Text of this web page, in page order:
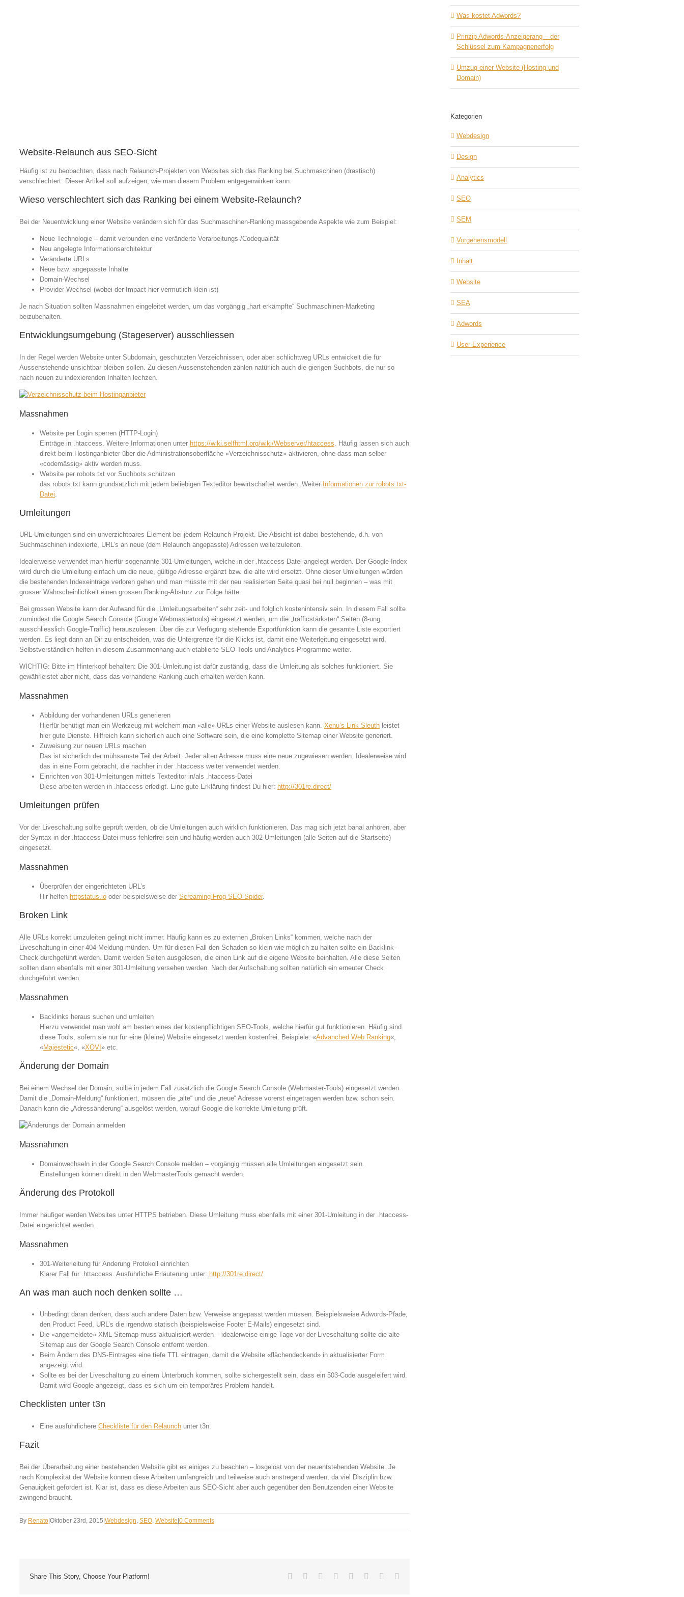
Website-Relaunch aus SEO-Sicht
Häufig ist zu beobachten, dass nach Relaunch-Projekten von Websites sich das Ranking bei Suchmaschinen (drastisch)
verschlechtert. Dieser Artikel soll aufzeigen, wie man diesem Problem entgegenwirken kann.
Wieso verschlechtert sich das Ranking bei einem Website-Relaunch?
Bei der Neuentwicklung einer Website verändern sich für das Suchmaschinen-Ranking massgebende Aspekte wie zum Beispiel:
Neue Technologie – damit verbunden eine veränderte Verarbeitungs-/Codequalität
Neu angelegte Informationsarchitektur
Veränderte URLs
Neue bzw. angepasste Inhalte
Domain-Wechsel
Provider-Wechsel (wobei der Impact hier vermutlich klein ist)
Je nach Situation sollten Massnahmen eingeleitet werden, um das vorgängig „hart erkämpfte“ Suchmaschinen-Marketing
beizubehalten.
Entwicklungsumgebung (Stageserver) ausschliessen
In der Regel werden Website unter Subdomain, geschützten Verzeichnissen, oder aber schlichtweg URLs entwickelt die für
Aussenstehende unsichtbar bleiben sollen. Zu diesen Aussenstehenden zählen natürlich auch die gierigen Suchbots, die nur so
nach neuen zu indexierenden Inhalten lechzen.
Massnahmen
Website per Login sperren (HTTP-Login)
Einträge in .htaccess. Weitere Informationen unter https://wiki.selfhtml.org/wiki/Webserver/htaccess . Häufig lassen sich auch
direkt beim Hostinganbieter über die Administrationsoberfläche «Verzeichnisschutz» aktivieren, ohne dass man selber
«codemässig» aktiv werden muss.
Website per robots.txt vor Suchbots schützen
das robots.txt kann grundsätzlich mit jedem beliebigen Texteditor bewirtschaftet werden. Weiter Informationen zur robots.txt-
Datei
Umleitungen
URL-Umleitungen sind ein unverzichtbares Element bei jedem Relaunch-Projekt. Die Absicht ist dabei bestehende, d.h. von
Suchmaschinen indexierte, URL’s an neue (dem Relaunch angepasste) Adressen weiterzuleiten.
Idealerweise verwendet man hierfür sogenannte 301-Umleitungen, welche in der .htaccess-Datei angelegt werden. Der Google-Index
wird durch die Umleitung einfach um die neue, gültige Adresse ergänzt bzw. die alte wird ersetzt. Ohne dieser Umleitungen würden
die bestehenden Indexeinträge verloren gehen und man müsste mit der neu realisierten Seite quasi bei null beginnen – was mit
grosser Wahrscheinlichkeit einen grossen Ranking-Absturz zur Folge hätte.
Bei grossen Website kann der Aufwand für die „Umleitungsarbeiten“ sehr zeit- und folglich kostenintensiv sein. In diesem Fall sollte
zumindest die Google Search Console (Google Webmastertools) eingesetzt werden, um die „trafficstärksten“ Seiten (8-ung:
ausschliesslich Google-Traffic) herauszulesen. Über die zur Verfügung stehende Exportfunktion kann die gesamte Liste exportiert
werden. Es liegt dann an Dir zu entscheiden, was die Untergrenze für die Klicks ist, damit eine Weiterleitung eingesetzt wird.
Selbstverständlich helfen in diesem Zusammenhang auch etablierte SEO-Tools und Analytics-Programme weiter.
WICHTIG: Bitte im Hinterkopf behalten: Die 301-Umleitung ist dafür zuständig, dass die Umleitung als solches funktioniert. Sie
gewährleistet aber nicht, dass das vorhandene Ranking auch erhalten werden kann.
Massnahmen
Abbildung der vorhandenen URLs generieren
Hierfür benütigt man ein Werkzeug mit welchem man «alle» URLs einer Website auslesen kann. Xenu’s Link Sleuth leistet
hier gute Dienste. Hilfreich kann sicherlich auch eine Software sein, die eine komplette Sitemap einer Website generiert.
Zuweisung zur neuen URLs machen
Das ist sicherlich der mühsamste Teil der Arbeit. Jeder alten Adresse muss eine neue zugewiesen werden. Idealerweise wird
das in eine Form gebracht, die nachher in der .htaccess weiter verwendet werden.
Einrichten von 301-Umleitungen mittels Texteditor in/als .htaccess-Datei
Diese arbeiten werden in .htaccess erledigt. Eine gute Erklärung findest Du hier: http://301re.direct/
Umleitungen prüfen
Vor der Liveschaltung sollte geprüft werden, ob die Umleitungen auch wirklich funktionieren. Das mag sich jetzt banal anhören, aber
der Syntax in der .htaccess-Datei muss fehlerfrei sein und häufig werden auch 302-Umleitungen (alle Seiten auf die Startseite)
eingesetzt.
Massnahmen
Überprüfen der eingerichteten URL’s
Hir helfen httpstatus.io oder beispielsweise der Screaming Frog SEO Spider.
Broken Link
Alle URLs korrekt umzuleiten gelingt nicht immer. Häufig kann es zu externen „Broken Links“ kommen, welche nach der
Liveschaltung in einer 404-Meldung münden. Um für diesen Fall den Schaden so klein wie möglich zu halten sollte ein Backlink-
Check durchgeführt werden. Damit werden Seiten ausgelesen, die einen Link auf die eigene Website beinhalten. Alle diese Seiten
sollten dann ebenfalls mit einer 301-Umleitung versehen werden. Nach der Aufschaltung sollten natürlich ein erneuter Check
durchgeführt werden.
Massnahmen
Backlinks heraus suchen und umleiten
Hierzu verwendet man wohl am besten eines der kostenpflichtigen SEO-Tools, welche hierfür gut funktionieren. Häufig sind
diese Tools, sofern sie nur für eine (kleine) Website eingesetzt werden kostenfrei. Beispiele: «Advanched Web Ranking«,
«Majestetic«, «XOVI » etc.
Änderung der Domain
Bei einem Wechsel der Domain, sollte in jedem Fall zusätzlich die Google Search Console (Webmaster-Tools) eingesetzt werden.
Damit die „Domain-Meldung“ funktioniert, müssen die „alte“ und die „neue“ Adresse vorerst eingetragen werden bzw. schon sein.
Danach kann die „Adressänderung“ ausgelöst werden, worauf Google die korrekte Umleitung prüft.
Massnahmen
Domainwechseln in der Google Search Console melden – vorgängig müssen alle Umleitungen eingesetzt sein.
Einstellungen können direkt in den WebmasterTools gemacht werden.
Änderung des Protokoll
Immer häufiger werden Websites unter HTTPS betrieben. Diese Umleitung muss ebenfalls mit einer 301-Umleitung in der .htaccess-
Datei eingerichtet werden.
Massnahmen
301-Weiterleitung für Änderung Protokoll einrichten
Klarer Fall für .httaccess. Ausführliche Erläuterung unter: http://301re.direct/
An was man auch noch denken sollte …
Unbedingt daran denken, dass auch andere Daten bzw. Verweise angepasst werden müssen. Beispielsweise Adwords-Pfade,
den Product Feed, URL’s die irgendwo statisch (beispielsweise Footer E-Mails) eingesetzt sind.
Die «angemeldete» XML-Sitemap muss aktualisiert werden – idealerweise einige Tage vor der Liveschaltung sollte die alte
Sitemap aus der Google Search Console entfernt werden.
Beim Ändern des DNS-Eintrages eine tiefe TTL eintragen, damit die Website «flächendeckend» in aktualisierter Form
angezeigt wird.
Sollte es bei der Liveschaltung zu einem Unterbruch kommen, sollte sichergestellt sein, dass ein 503-Code ausgeleifert wird.
Damit wird Google angezeigt, dass es sich um ein temporäres Problem handelt.
Checklisten unter t3n
Eine ausführlichere Checkliste für den Relaunch unter t3n.
Fazit
Bei der Überarbeitung einer bestehenden Website gibt es einiges zu beachten – losgelöst von der neuentstehenden Website. Je
nach Komplexität der Website können diese Arbeiten umfangreich und teilweise auch anstregend werden, da viel Disziplin bzw.
Genauigkeit gefordert ist. Klar ist, dass es diese Arbeiten aus SEO-Sicht aber auch gegenüber den Benutzenden einer Website
zwingend braucht.
By Renato Oktober 23rd, 2015 Webdesign, SEO, Website 0 Comments
Share This Story, Choose Your Platform! Facebook Reddit LinkedIn
TumblrPinterest
Was kostet Adwords?
Prinzip Adwords-Anzeigerang – der
Schlüssel zum Kampagnenerfolg
Umzug einer Website (Hosting und
Domain)
Kategorien
Webdesign
Design
Analytics
SEO
SEM
Vorgehensmodell
Inhalt
Website
SEA
Adwords
User Experience